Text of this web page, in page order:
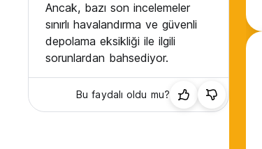
Ancak, bazı son incelemeler
sınırlı havalandırma ve güvenli
depolama eksikliği ile ilgili
sorunlardan bahsediyor.
Bu faydalı oldu mu?